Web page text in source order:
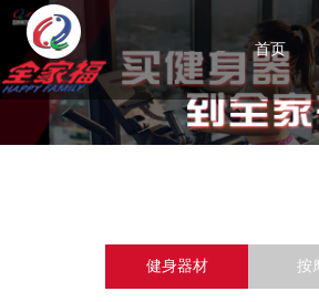
首页
健身器材 按